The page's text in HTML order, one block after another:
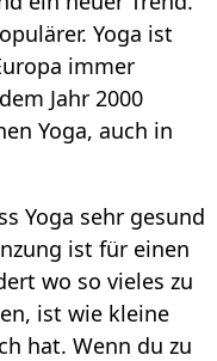
Yoga ist
immer
Jahr 2000
Yoga, auch in
Yoga sehr gesund
ist für einen
wo so vieles zu
ist wie kleine
hat. Wenn du zu